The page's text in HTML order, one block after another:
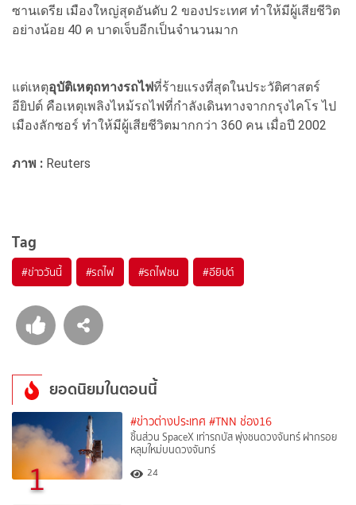
ซานเดรีย เมืองใหญ่สุดอันดับ 2 ของประเทศ ทำให้มีผู้เสียชีวิต
อย่างน้อย 40 ค บาดเจ็บอีกเป็นจำนวนมาก
แต่เหตุอุบัติเหตุถทางรถไฟที่ร้ายแรงที่สุดในประวัติศาสตร์
อียิปต์ คือเหตุเพลิงไหม้รถไฟที่กำลังเดินทางจากกรุงไคโร ไป
เมืองลักซอร์ ทำให้มีผู้เสียชีวิตมากกว่า 360 คน เมื่อปี 2002
ภาพ : Reuters
Tag
#ข่าววันนี้ #รถไฟ #รถไฟชน #อียิปต์
ยอดนิยมในตอนนี้
1
#ข่าวต่างประเทศ #TNN ช่อง16
ชิ้นส่วน SpaceX เท่ารถบัส พุ่งชนดวงจันทร์ ฝากรอย
หลุมใหม่บนดวงจันทร์
24